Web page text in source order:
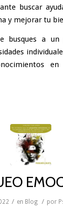
buscar
y mejorar tu
busques a un
/ en Blog / por